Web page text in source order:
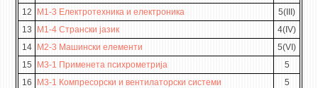
12
M1-3 Електротехника и електроника
5(III)
13
M1-4 Странски јазик
4(IV)
14
M2-3 Maшински елементи
5(VI)
15
M3-1 Применета психрометрија
5
16
M3-1 Компресорски и вентилаторски системи
5